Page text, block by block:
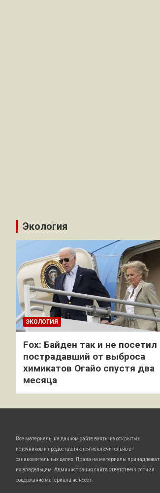
Экология
ЭКОЛОГИЯ
Fox: Байден так и не посетил
пострадавший от выброса
химикатов Огайо спустя два
месяца
Все материалы на данном сайте взяты из открытых
источников и предоставляются исключительно в
ознакомительных целях. Права на материалы принадлежат
их владельцам. Администрация сайта ответственности за
содержание материала не несет.